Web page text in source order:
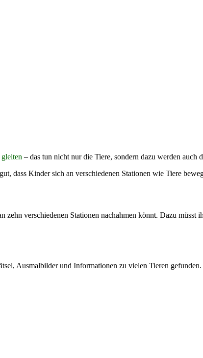
gleiten – das tun nicht nur die Tiere, sondern dazu werden
dass Kinder sich an verschiedenen Stationen wie Tiere
verschiedenen Stationen nachahmen könnt. Dazu müsst
Ausmalbilder und Informationen zu vielen Tieren gefunden.